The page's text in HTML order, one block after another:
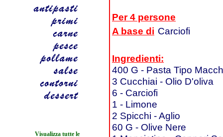
Visualizza tutte le
Per 4 persone
A base di Carciofi
Ingredienti:
400 G - Pasta Tipo
3 Cucchiai - Olio D'oliva
6 - Carciofi
1 - Limone
2 Spicchi - Aglio
60 G - Olive Nere